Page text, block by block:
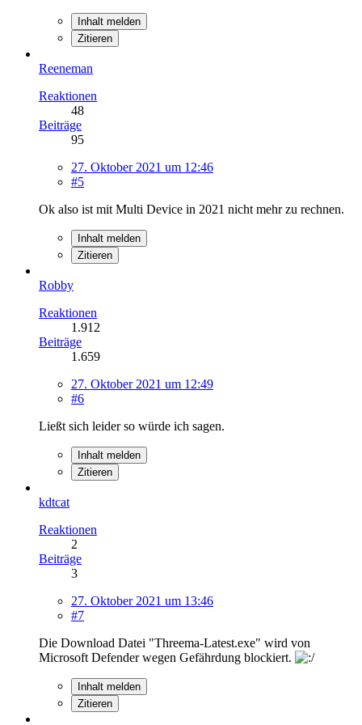
Inhalt melden
Zitieren
Reeneman
Reaktionen
48
Beiträge
95
27. Oktober 2021 um 12:46
#5
Ok also ist mit Multi Device in 2021 nicht mehr zu rechnen.
Inhalt melden
Zitieren
Robby
Reaktionen
1.912
Beiträge
1.659
27. Oktober 2021 um 12:49
#6
Ließt sich leider so würde ich sagen.
Inhalt melden
Zitieren
kdtcat
Reaktionen
2
Beiträge
3
27. Oktober 2021 um 13:46
#7
Die Download Datei "Threema-Latest.exe" wird von
Microsoft Defender wegen Gefährdung blockiert.
Inhalt melden
Zitieren